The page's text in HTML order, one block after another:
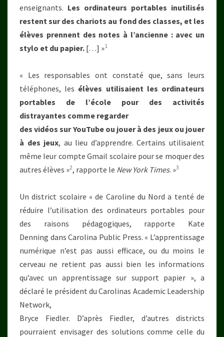
enseignants. Les ordinateurs portables inutilisés
restent sur des chariots au fond des classes, et les
élèves prennent des notes à l’ancienne : avec un
stylo et du papier. […] »1
« Les responsables ont constaté que, sans leurs
téléphones, les élèves utilisaient les ordinateurs
portables de l’école pour des activités
distrayantes comme regarder
des vidéos sur YouTube ou jouer à des jeux ou jouer
à des jeux, au lieu d’apprendre. Certains utilisaient
même leur compte Gmail scolaire pour se moquer des
autres élèves »2, rapporte le New York Times. »3
Un district scolaire « de Caroline du Nord a tenté de
réduire l’utilisation des ordinateurs portables pour
des raisons pédagogiques, rapporte Kate
Denning dans Carolina Public Press. « L’apprentissage
numérique n’est pas aussi efficace, ou du moins le
cerveau ne retient pas aussi bien les informations
qu’avec un apprentissage sur support papier », a
déclaré le président du Carolinas Academic Leadership
Network,
Bryce Fiedler. D’après Fiedler, d’autres districts
pourraient envisager des solutions comme celle du